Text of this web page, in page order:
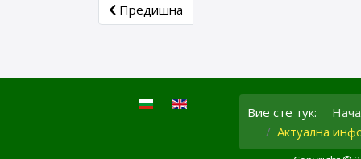
Previous article: Седмица на лекарствената
Предишна
Вие сте тук:
Актуална